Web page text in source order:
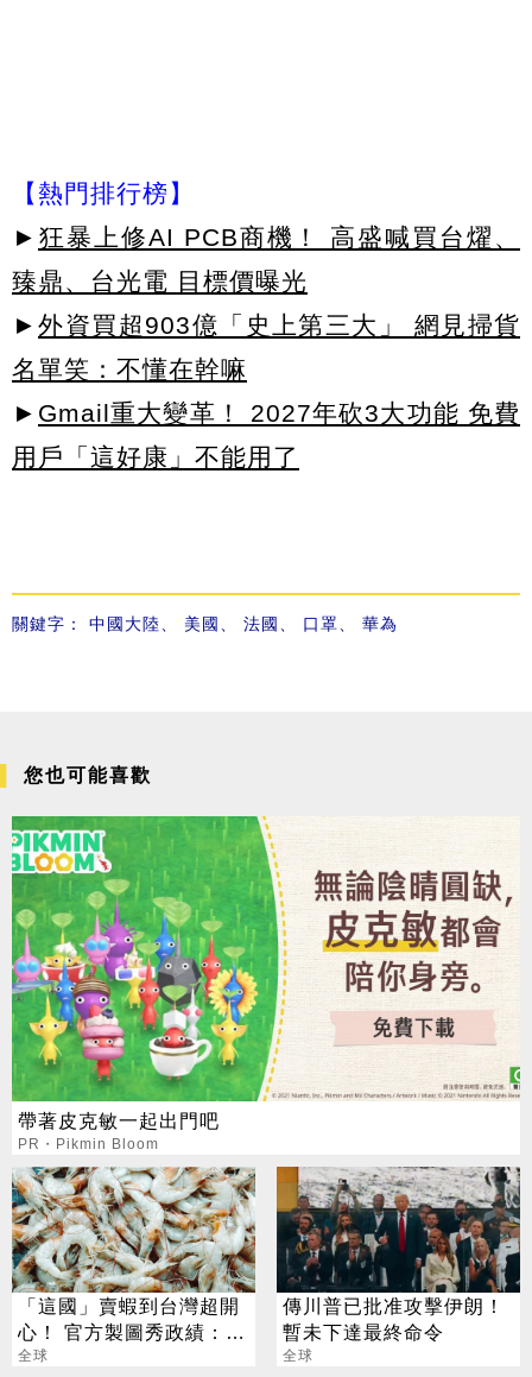
【熱門排行榜】
► 狂暴上修AI PCB商機！ 高盛喊買台燿、
臻鼎、台光電 目標價曝光
► 外資買超903億「史上第三大」 網見掃貨
名單笑：不懂在幹嘛
► Gmail重大變革！ 2027年砍3大功能 免費
用戶「這好康」不能用了
關鍵字： 中國大陸 美國 法國 口罩 華為
您也可能喜歡
帶著皮克敏一起出門吧
PR・Pikmin Bloom
「這國」賣蝦到台灣超開
心！ 官方製圖秀政績：喜
賺6千萬
全球
傳川普已批准攻擊伊朗！
暫未下達最終命令
全球